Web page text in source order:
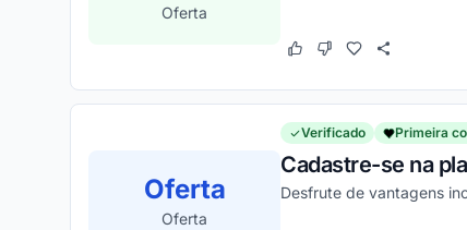
Oferta
Este cupom funcionou
Este cupom não
Oferta
Oferta
Verificado Primeira
Cadastre-se na
Desfrute de vantagens